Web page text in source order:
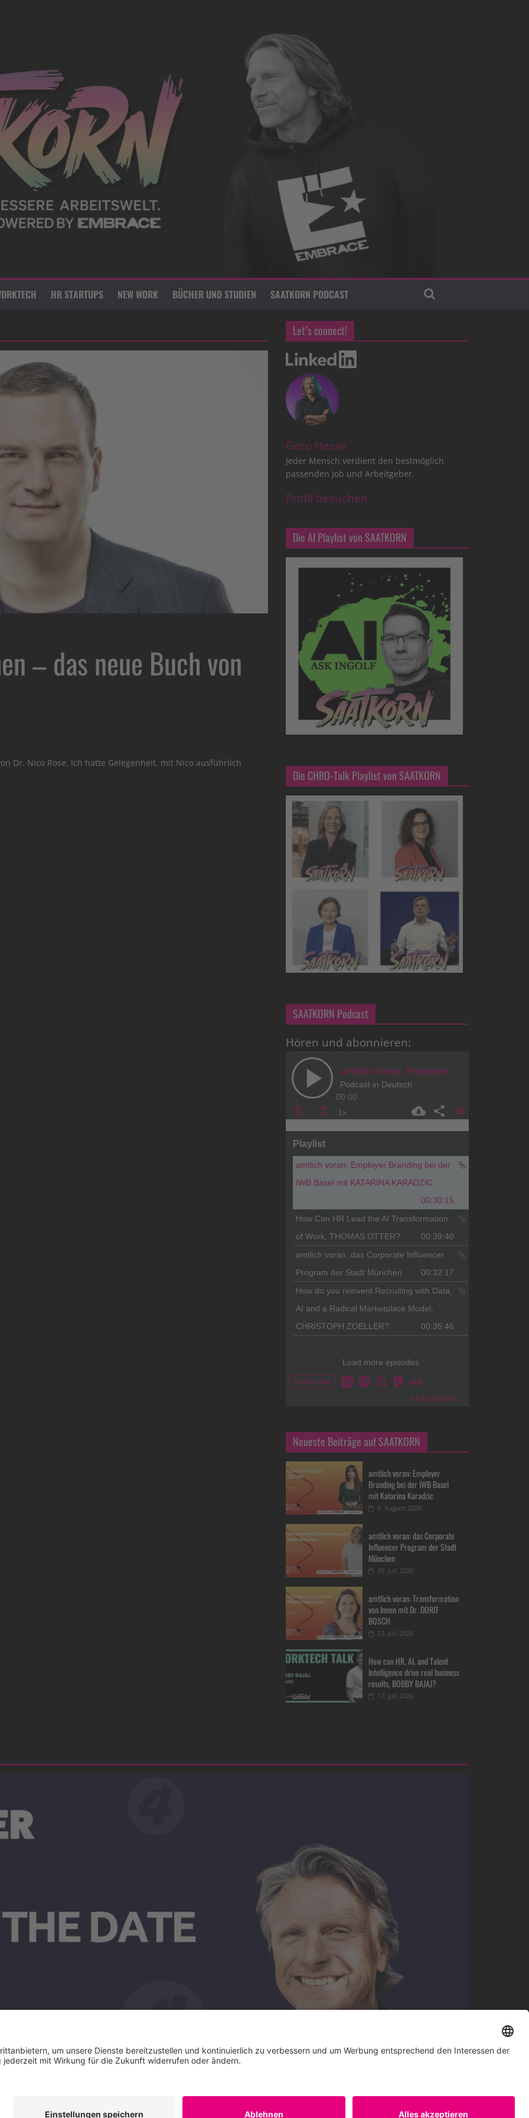
HR STARTUPS NEW WORK BÜCHER UND STUDIEN SAATKORN PODCAST
– das neue Buch von
Dr. Nico Rose. Ich hatte Gelegenheit, mit Nico ausführlich
Let’s connect!
Gero Hesse
Jeder Mensch verdient den bestmöglich
passenden Job und Arbeitgeber.
Profil besuchen
Die AI Playlist von SAATKORN
Die CHRO-Talk Playlist von SAATKORN
SAATKORN Podcast
Hören und abonnieren:
Neueste Beiträge auf SAATKORN
amtlich voran: Employer
Branding bei der IWB Basel
mit Katarina Karadzic
6. August 2026
amtlich voran: das Corporate
Influencer Program der Stadt
München
30. Juli 2026
amtlich voran: Transformation
von Innen mit Dr. DORIT
BOSCH
23. Juli 2026
How can HR, AI, and Talent
Intelligence drive real business
results, BOBBY BAJAJ?
17. Juli 2026